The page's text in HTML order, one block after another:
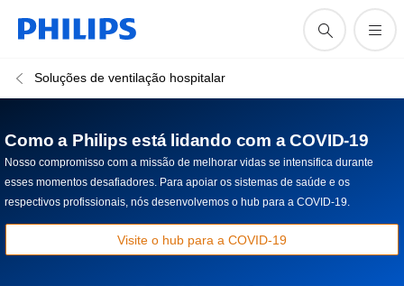
Soluções de ventilação hospitalar
Como a Philips está lidando com a COVID-19
Nosso compromisso com a missão de melhorar vidas se intensifica durante
esses momentos desafiadores. Para apoiar os sistemas de saúde e os
respectivos profissionais, nós desenvolvemos o hub para a COVID-19.
Visite o hub para a COVID-19